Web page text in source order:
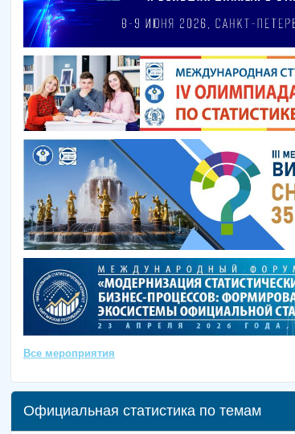
Все мероприятия
Официальная статистика по темам